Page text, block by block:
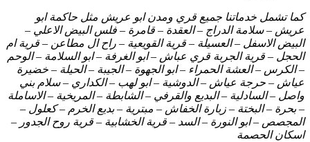
كما تشمل خدماتنا جميع قري ومدن ابو عريش مثل حاكمة ابو
عريش – سلامة الدراج – العقدة – قامرة – فلس البيض الاعلي –
البيض الاسفل – العسيلة – قرية القويعية – راح ال مطاعن – قرية ام
الحجل – قرية الجربة قري عباش – ابو الغرفة – ابو السلامة – الوحم
– الكرس – العشة الحمراء – ابو الجهوة – الجيبة – الحيلة – خضيرة
عياش – حرجة عياش – الدوشية – ابو لهب – الكداري – سلام بني
واصل – السادلية – البديع والقرفي – الشابطة – المريخية – الاساملة
– بحرة – البختة – زبارة الخفاش – مبترية – بديع الخرم – كعلول –
المجصص – ابو النورة – السد – قرية الخشابية – قرية روح الجدور –
اسكان الحصمة